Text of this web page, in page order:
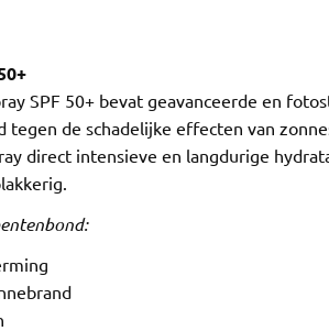
SPF 50+ bevat geavanceerde en
de schadelijke effecten van
direct intensieve en langdurige